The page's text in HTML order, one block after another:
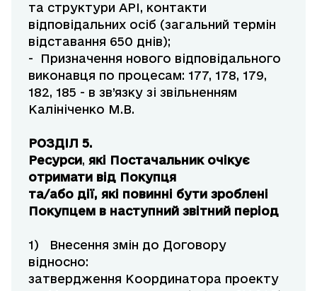
та структури АРІ, контакти
відповідальних осіб (загальний термін
відставання 650 днів);
- Призначення нового відповідального
виконавця по процесам: 177, 178, 179,
182, 185 - в зв’язку зі звільненням
Калініченко М.В.
РОЗДІЛ 5.
Ресурси, які Постачальник очікує
отримати від Покупця
та/або дії, які повинні бути зроблені
Покупцем в наступний звітний період
1) Внесення змін до Договору
відносно:
затвердження Координатора проекту